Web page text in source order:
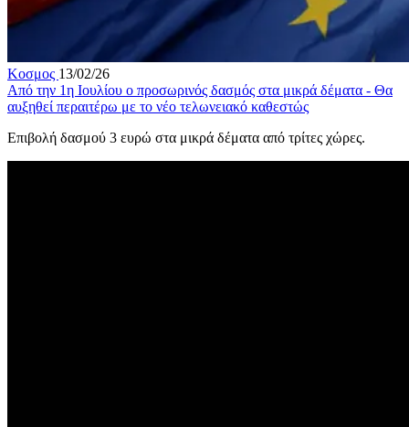
Κοσμος 13/02/26
Από την 1η Ιουλίου ο προσωρινός δασμός στα μικρά δέματα - Θα
αυξηθεί περαιτέρω με το νέο τελωνειακό καθεστώς
Eπιβολή δασμού 3 ευρώ στα μικρά δέματα από τρίτες χώρες.